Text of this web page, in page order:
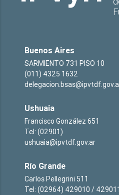
Buenos Aires
SARMIENTO 731 PISO 10
(011) 4325 1632
Ushuaia
Francisco González 651
Tel: (02901)
ushuaia@ipvtdf.gov.ar
Río Grande
Carlos Pellegrini 511
Tel: (02964) 429010 /